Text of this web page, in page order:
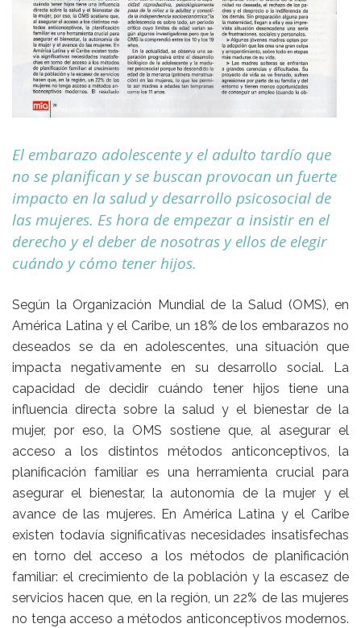
El embarazo adolescente y el adulto tardío que
no se planifican y se buscan provocan un fuerte
impacto en la salud y desarrollo psicosocial de
las mujeres. Es hora de empezar a insistir en el
derecho y el deber de nosotras y ellos de elegir
cuándo y cómo tener hijos.
Según la Organización Mundial de la Salud (OMS), en
América Latina y el Caribe, un 18% de los embarazos no
deseados se da en adolescentes, una situación que
impacta negativamente en su desarrollo social. La
capacidad de decidir cuándo tener hijos tiene una
influencia directa sobre la salud y el bienestar de la
mujer, por eso, la OMS sostiene que, al asegurar el
acceso a los distintos métodos anticonceptivos, la
planificación familiar es una herramienta crucial para
asegurar el bienestar, la autonomía de la mujer y el
avance de las mujeres. En América Latina y el Caribe
existen todavía significativas necesidades insatisfechas
en torno del acceso a los métodos de planificación
familiar: el crecimiento de la población y la escasez de
servicios hacen que, en la región, un 22% de las mujeres
no tenga acceso a métodos anticonceptivos modernos.